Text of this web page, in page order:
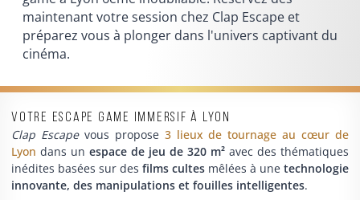
maintenant votre session chez Clap Escape et
préparez vous à plonger dans l'univers captivant du
cinéma.
Votre escape game immersif à Lyon
Clap Escapevous propose 3 lieux de tournage au cœur de
Lyon dans un espace de jeu de 320 m² avec des thématiques
inédites basées sur des films cultes mêlées à une technologie
innovante, des manipulations et fouilles intelligentes.